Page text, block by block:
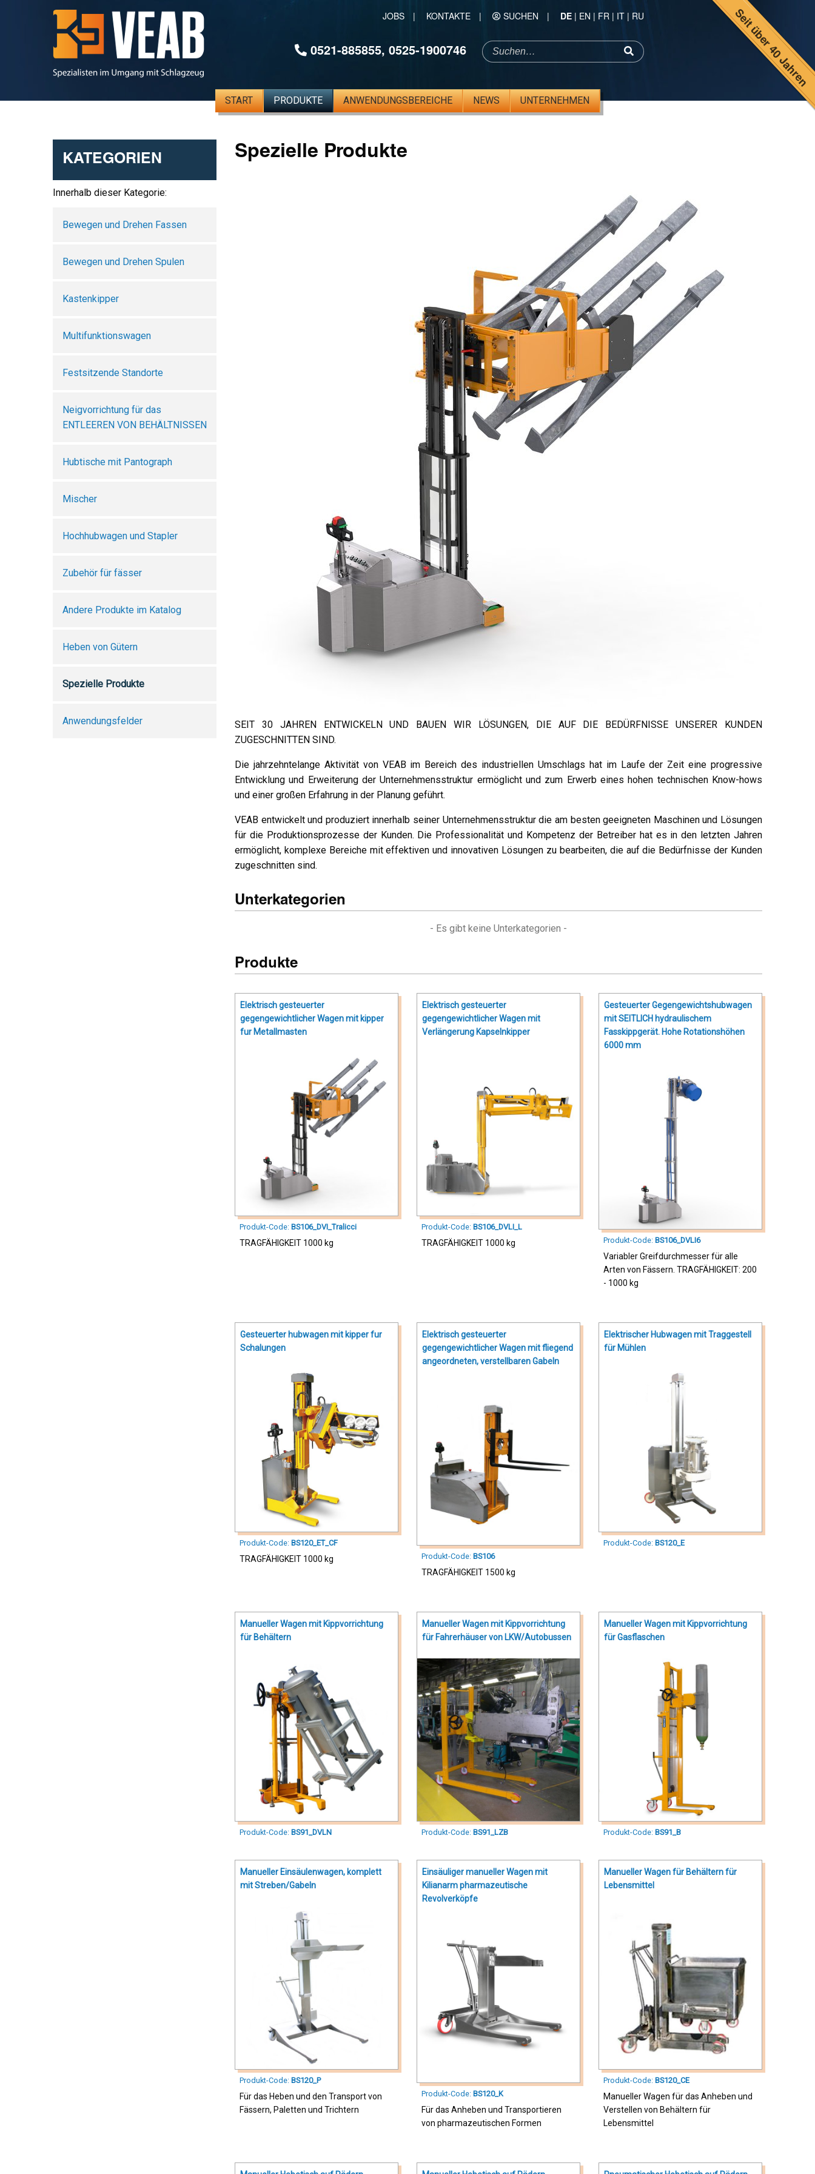
Seit über 40 Jahren
JOBS| KONTAKTE| SUCHEN | DE| EN | FR| IT| RU
0521-885855,0525-1900746
START PRODUKTE ANWENDUNGSBEREICHE NEWS UNTERNEHMEN
KATEGORIEN
Innerhalb dieser Kategorie:
Bewegen und Drehen Fassen
Bewegen und Drehen Spulen
Kastenkipper
Multifunktionswagen
Festsitzende Standorte
Neigvorrichtung für das
ENTLEEREN VON BEHÄLTNISSEN
Hubtische mit Pantograph
Mischer
Hochhubwagen und Stapler
Zubehör für fässer
Andere Produkte im Katalog
Heben von Gütern
Spezielle Produkte
Anwendungsfelder
Spezielle Produkte
SEIT 30 JAHREN ENTWICKELN UND BAUEN WIR LÖSUNGEN, DIE AUF DIE BEDÜRFNISSE UNSERER KUNDEN
ZUGESCHNITTEN SIND.
Die jahrzehntelange Aktivität von VEAB im Bereich des industriellen Umschlags hat im Laufe der Zeit eine progressive
Entwicklung und Erweiterung der Unternehmensstruktur ermöglicht und zum Erwerb eines hohen technischen Know-hows
und einer großen Erfahrung in der Planung geführt.
VEAB entwickelt und produziert innerhalb seiner Unternehmensstruktur die am besten geeigneten Maschinen und Lösungen
für die Produktionsprozesse der Kunden. Die Professionalität und Kompetenz der Betreiber hat es in den letzten Jahren
ermöglicht, komplexe Bereiche mit effektiven und innovativen Lösungen zu bearbeiten, die auf die Bedürfnisse der Kunden
zugeschnitten sind.
Unterkategorien
- Es gibt keine Unterkategorien -
Produkte
Elektrisch gesteuerter
gegengewichtlicher Wagen mit kipper
fur Metallmasten
Produkt-Code: BS106_DVI_Tralicci
TRAGFÄHIGKEIT 1000 kg
Elektrisch gesteuerter
gegengewichtlicher Wagen mit
Verlängerung Kapselnkipper
Produkt-Code: BS106_DVLI_L
TRAGFÄHIGKEIT 1000 kg
Gesteuerter Gegengewichtshubwagen
mit SEITLICH hydraulischem
Fasskippgerät. Hohe Rotationshöhen
6000 mm
Produkt-Code: BS106_DVLI6
Variabler Greifdurchmesser für alle
Arten von Fässern. TRAGFÄHIGKEIT: 200
- 1000 kg
Gesteuerter hubwagen mit kipper fur
Schalungen
Produkt-Code: BS120_ET_CF
TRAGFÄHIGKEIT 1000 kg
Elektrisch gesteuerter
gegengewichtlicher Wagen mit fliegend
angeordneten, verstellbaren Gabeln
Produkt-Code: BS106
TRAGFÄHIGKEIT 1500 kg
Elektrischer Hubwagen mit Traggestell
für Mühlen
Produkt-Code: BS120_E
Manueller Wagen mit Kippvorrichtung
für Behältern
Produkt-Code: BS91_DVLN
Manueller Wagen mit Kippvorrichtung
für Fahrerhäuser von LKW/Autobussen
Produkt-Code: BS91_LZB
Manueller Wagen mit Kippvorrichtung
für Gasflaschen
Produkt-Code: BS91_B
Manueller Einsäulenwagen, komplett
mit Streben/Gabeln
Produkt-Code: BS120_P
Für das Heben und den Transport von
Fässern, Paletten und Trichtern
Einsäuliger manueller Wagen mit
Kilianarm pharmazeutische
Revolverköpfe
Produkt-Code: BS120_K
Für das Anheben und Transportieren
von pharmazeutischen Formen
Manueller Wagen für Behältern für
Lebensmittel
Produkt-Code: BS120_CE
Manueller Wagen für das Anheben und
Verstellen von Behältern für
Lebensmittel